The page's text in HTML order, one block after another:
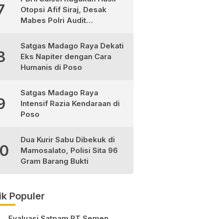
Otopsi Afif Siraj, Desak
Mabes Polri Audit
Satgas Madago Raya Dekati
Eks Napiter dengan Cara
Humanis di Poso
Satgas Madago Raya
Intensif Razia Kendaraan di
Poso
Dua Kurir Sabu Dibekuk di
Mamosalato, Polisi Sita 96
Gram Barang Bukti
Populer